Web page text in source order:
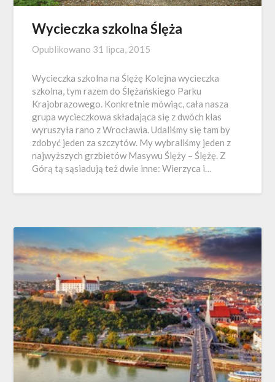
Wycieczka szkolna Ślęża
Opublikowano 31 lipca, 2015
Wycieczka szkolna na Ślężę Kolejna wycieczka
szkolna, tym razem do Ślężańskiego Parku
Krajobrazowego. Konkretnie mówiąc, cała nasza
grupa wycieczkowa składająca się z dwóch klas
wyruszyła rano z Wrocławia. Udaliśmy się tam by
zdobyć jeden za szczytów. My wybraliśmy jeden z
najwyższych grzbietów Masywu Ślęży – Ślężę. Z
Górą tą sąsiadują też dwie inne: Wierzyca i…